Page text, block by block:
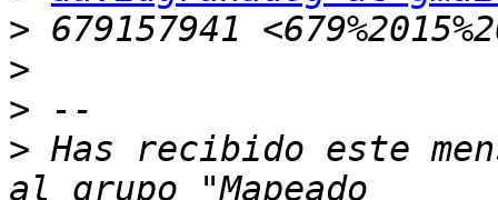
>
>
>
> Has recibido este